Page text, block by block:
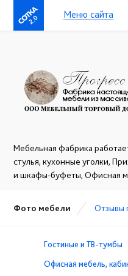
2.0 Меню сайта
Мебельная фабрика
стулья, кухонные уголки,
и шкафы-буфеты, Офисная
Фото мебели Отзывы
Гостиные и ТВ-тумбы
Офисная мебель,